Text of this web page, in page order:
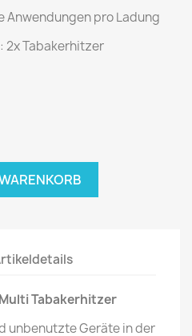
Anwendungen pro Ladung
2x Tabakerhitzer
Multi Tabakerhitzer
unbenutzte Geräte in der